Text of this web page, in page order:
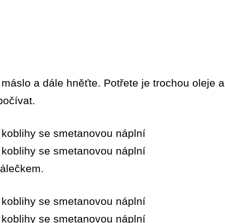
a dále hněťte. Potřete je trochou oleje a